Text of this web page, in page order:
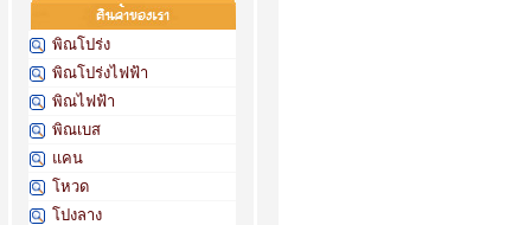
พิณโปร่ง
พิณโปร่งไฟฟ้า
พิณไฟฟ้า
พิณเบส
แคน
โหวด
โปงลาง